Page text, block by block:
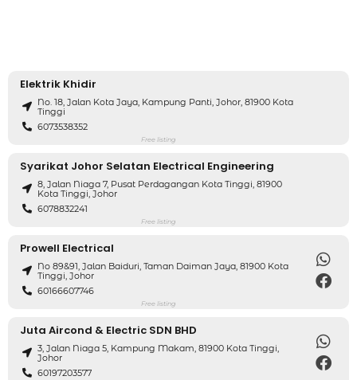
Elektrik Khidir
No. 18, Jalan Kota Jaya, Kampung Panti, Johor, 81900 Kota
Tinggi
6073538352
Free listing
Syarikat Johor Selatan Electrical Engineering
8, Jalan Niaga 7, Pusat Perdagangan Kota Tinggi, 81900
Kota Tinggi, Johor
6078832241
Free listing
Prowell Electrical
No 89&91, Jalan Baiduri, Taman Daiman Jaya, 81900 Kota
Tinggi, Johor
60166607746
Free listing
Juta Aircond & Electric SDN BHD
3, Jalan Niaga 5, Kampung Makam, 81900 Kota Tinggi,
Johor
60197203577